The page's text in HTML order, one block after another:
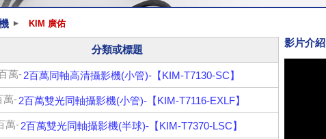
KIM 廣佑
分類或標題
萬-2百萬同軸高清攝影機(小管)-【KIM-T7130-SC】
萬- 2百萬雙光同軸攝影機(小管)-【KIM-T7116-EXLF】
萬-2百萬雙光同軸攝影機(半球)-【KIM-T7370-LSC】
影片介紹